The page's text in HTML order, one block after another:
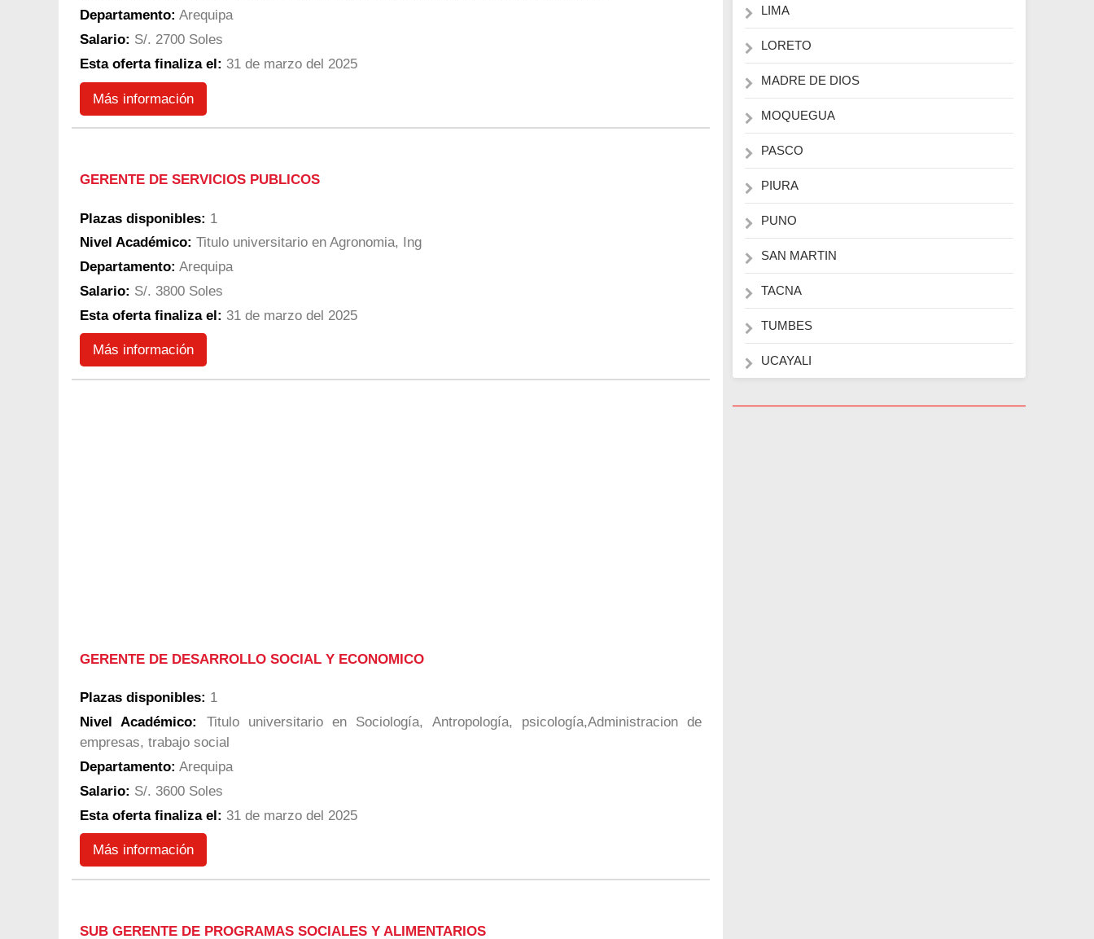
Departamento: Arequipa
Salario: S/. 2700 Soles
Esta oferta finaliza el: 31 de marzo del 2025
Más información
GERENTE DE SERVICIOS PUBLICOS
Plazas disponibles: 1
Nivel Académico: Titulo universitario en Agronomia, Ing
Departamento: Arequipa
Salario: S/. 3800 Soles
Esta oferta finaliza el: 31 de marzo del 2025
Más información
GERENTE DE DESARROLLO SOCIAL Y ECONOMICO
Plazas disponibles: 1
Nivel Académico:
Titulo universitario en Sociología, Antropología, psicología,Administracion de
empresas, trabajo social
Departamento: Arequipa
Salario: S/. 3600 Soles
Esta oferta finaliza el: 31 de marzo del 2025
Más información
SUB GERENTE DE PROGRAMAS SOCIALES Y ALIMENTARIOS
LIMA
LORETO
MADRE DE DIOS
MOQUEGUA
PASCO
PIURA
PUNO
SAN MARTIN
TACNA
TUMBES
UCAYALI